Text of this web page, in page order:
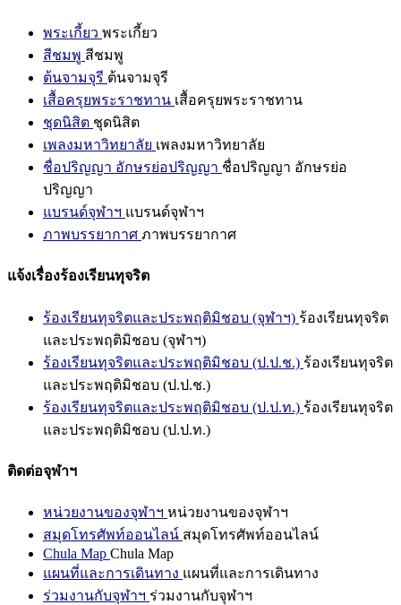
พระเกี้ยว พระเกี้ยว
สีชมพู สีชมพู
ต้นจามจุรี ต้นจามจุรี
เสื้อครุยพระราชทาน เสื้อครุยพระราชทาน
ชุดนิสิต ชุดนิสิต
เพลงมหาวิทยาลัย เพลงมหาวิทยาลัย
ชื่อปริญญา อักษรย่อปริญญา ชื่อปริญญา อักษรย่อ
ปริญญา
แบรนด์จุฬาฯ แบรนด์จุฬาฯ
ภาพบรรยากาศ ภาพบรรยากาศ
แจ้งเรื่องร้องเรียนทุจริต
ร้องเรียนทุจริตและประพฤติมิชอบ (จุฬาฯ) ร้องเรียนทุจริต
และประพฤติมิชอบ (จุฬาฯ)
ร้องเรียนทุจริตและประพฤติมิชอบ (ป.ป.ช.) ร้องเรียนทุจริต
และประพฤติมิชอบ (ป.ป.ช.)
ร้องเรียนทุจริตและประพฤติมิชอบ (ป.ป.ท.) ร้องเรียนทุจริต
และประพฤติมิชอบ (ป.ป.ท.)
ติดต่อจุฬาฯ
หน่วยงานของจุฬาฯ หน่วยงานของจุฬาฯ
สมุดโทรศัพท์ออนไลน์ สมุดโทรศัพท์ออนไลน์
Chula Map Chula Map
แผนที่และการเดินทาง แผนที่และการเดินทาง
ร่วมงานกับจุฬาฯ ร่วมงานกับจุฬาฯ